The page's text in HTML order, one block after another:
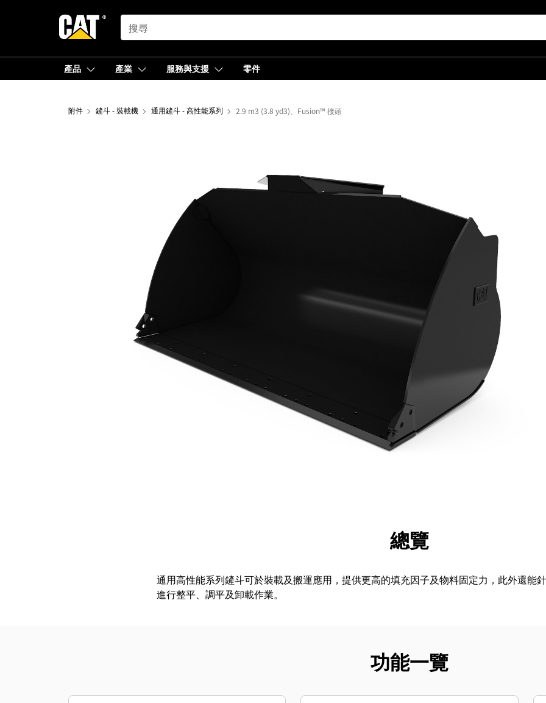
SEARCH
產品 產業 服務與支援 零件
附件 鏟斗 - 裝載機 通用鏟斗 - 高性能系列 2.9 m3 (3.8 yd3)、Fusion™ 接頭
導覽總覽
通用高性能系列鏟斗可於裝載及搬運應用，提供更高的填充因子及物料固定力，此外還能
進行整平、調平及卸載作業。
功能一覽